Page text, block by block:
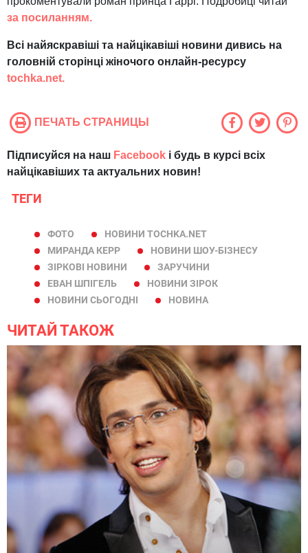
за посиланням.
Всі найяскравіші та найцікавіші новини дивись на
головній сторінці жіночого онлайн-ресурсу
tochka.net.
ПЕЧАТЬ СТРАНИЦЫ
Підписуйся на наш Facebook і будь в курсі всіх
найцікавіших та актуальних новин!
ТЕГИ
ФОТО
НОВИНИ TOCHKA.NET
МИРАНДА КЕРР
НОВИНИ ШОУ-БІЗНЕСУ
ЗІРКОВІ НОВИНИ
ЗАРУЧИНИ
ЕВАН ШПІГЕЛЬ
НОВИНИ ЗІРОК
НОВИНИ СЬОГОДНІ
НОВИНА
ЧИТАЙ ТАКОЖ